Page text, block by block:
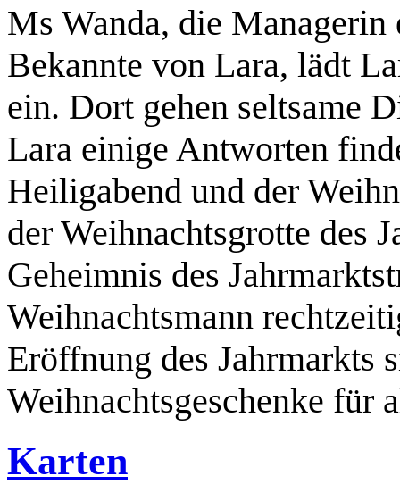
Ms Wanda, die Managerin
Bekannte von Lara, lädt
ein. Dort gehen seltsame
Lara einige Antworten
Heiligabend und der
der Weihnachtsgrotte des
Geheimnis des
Weihnachtsmann
Eröffnung des Jahrmarkts
Weihnachtsgeschenke für
Karten